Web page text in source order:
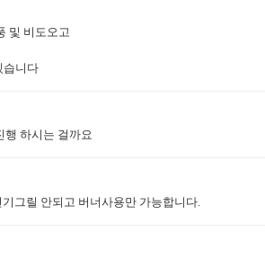
및 비도오고
습니다
행 하시는 걸까요
그릴 안되고 버너사용만 가능합니다.